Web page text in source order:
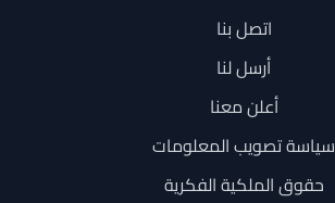
اتصل بنا
أرسل لنا
أعلن معنا
سياسة تصويب المعلومات
حقوق الملكية الفكرية